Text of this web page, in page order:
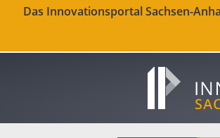
Das Innovationsportal Sachsen-